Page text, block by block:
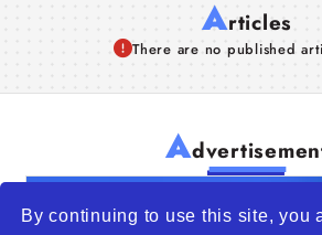
By continuing to use this site, you
Articles
There are no published
A